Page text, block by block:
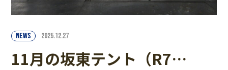
NEWS 2025.12.27
11月の坂東テント（R7…